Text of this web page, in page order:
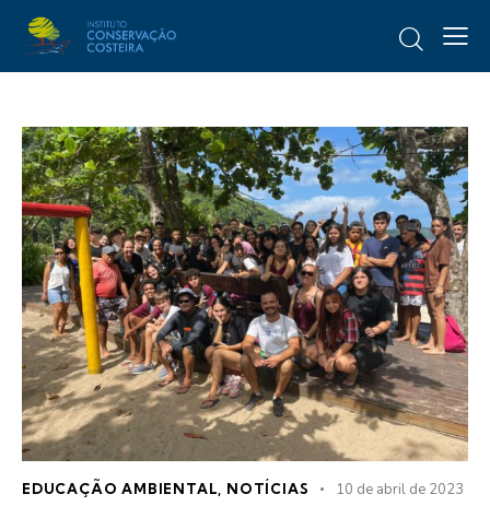
EDUCAÇÃO AMBIENTAL NOTÍCIAS 10 de abril de 2023